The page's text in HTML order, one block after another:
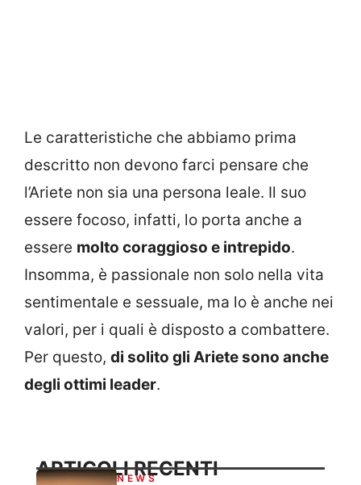
Le caratteristiche che abbiamo prima
descritto non devono farci pensare che
l’Ariete non sia una persona leale. Il suo
essere focoso, infatti, lo porta anche a
essere molto coraggioso e intrepido.
Insomma, è passionale non solo nella vita
sentimentale e sessuale, ma lo è anche nei
valori, per i quali è disposto a combattere.
Per questo, di solito gli Ariete sono anche
degli ottimi leader.
ARTICOLI RECENTI
NEWS